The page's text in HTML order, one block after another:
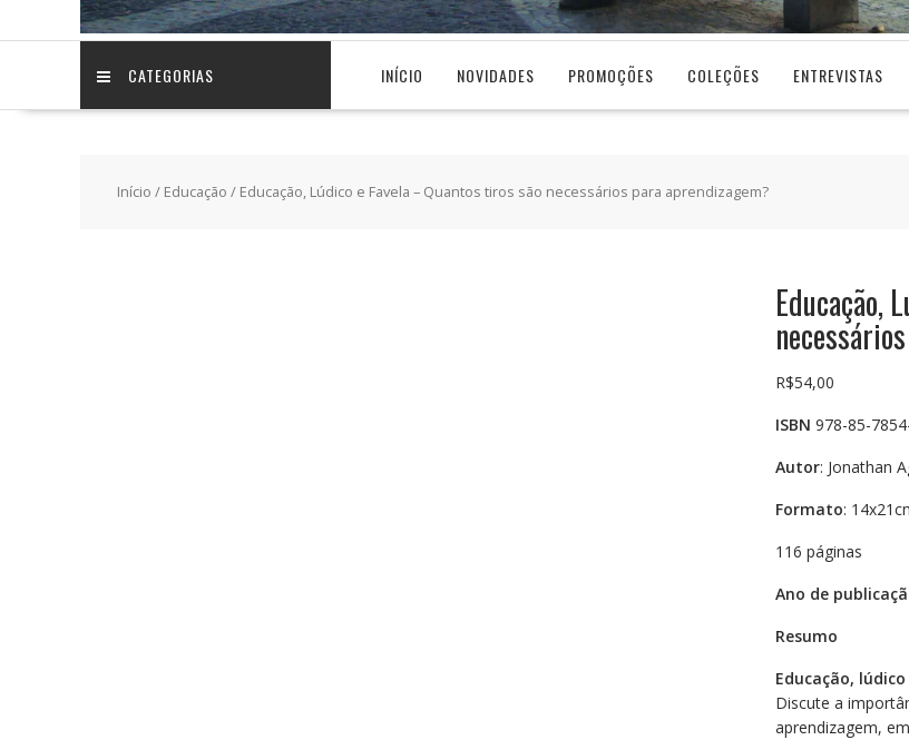
CATEGORIAS INÍCIO NOVIDADES PROMOÇÕES COLEÇÕES ENTREVISTAS
Início / Educação / Educação, Lúdico e Favela – Quantos tiros são necessários para aprendizagem?
Educação,
R$54,00
ISBN 978-85-
Autor: Jonathan
Formato:
116 páginas
Ano de
Resumo
Educação,
Discute a
aprendizagem,